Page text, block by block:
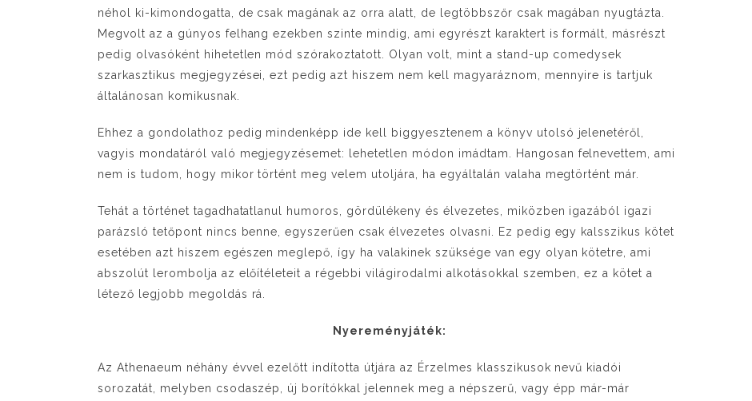
néhol ki-kimondogatta, de csak magának az orra alatt, de legtöbbszőr csak magában nyugtázta.
Megvolt az a gúnyos felhang ezekben szinte mindig, ami egyrészt karaktert is formált, másrészt
pedig olvasóként hihetetlen mód szórakoztatott. Olyan volt, mint a stand-up comedysek
szarkasztikus megjegyzései, ezt pedig azt hiszem nem kell magyaráznom, mennyire is tartjuk
általánosan komikusnak.
Ehhez a gondolathoz pedig mindenképp ide kell biggyesztenem a könyv utolsó jelenetéről,
vagyis mondatáról való megjegyzésemet: lehetetlen módon imádtam. Hangosan felnevettem, ami
nem is tudom, hogy mikor történt meg velem utoljára, ha egyáltalán valaha megtörtént már.
Tehát a történet tagadhatatlanul humoros, gördülékeny és élvezetes, miközben igazából igazi
parázsló tetőpont nincs benne, egyszerűen csak élvezetes olvasni. Ez pedig egy kalsszikus kötet
esetében azt hiszem egészen meglepő, így ha valakinek szüksége van egy olyan kötetre, ami
abszolút lerombolja az előítéleteit a régebbi világirodalmi alkotásokkal szemben, ez a kötet a
létező legjobb megoldás rá.
Nyereményjáték:
Az Athenaeum néhány évvel ezelőtt indította útjára az Érzelmes klasszikusok nevű kiadói
sorozatát, melyben csodaszép, új borítókkal jelennek meg a népszerű, vagy épp már-már